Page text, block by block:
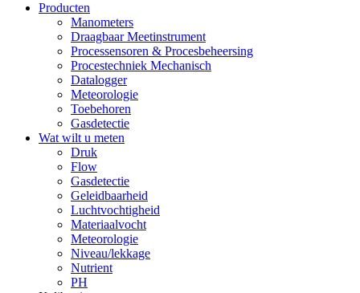
Producten
Manometers
Draagbaar Meetinstrument
Processensoren & Procesbeheersing
Procestechniek Mechanisch
Datalogger
Meteorologie
Toebehoren
Gasdetectie
Wat wilt u meten
Druk
Flow
Gasdetectie
Geleidbaarheid
Luchtvochtigheid
Materiaalvocht
Meteorologie
Niveau/lekkage
Nutrient
PH